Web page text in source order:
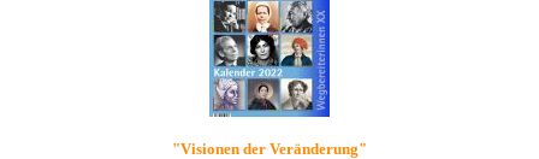
"Visionen der Veränderung"